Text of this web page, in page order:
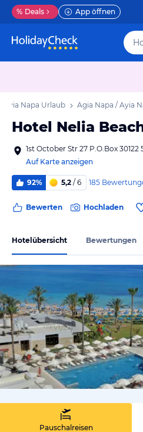
% Deals App öffnen
Ayia Napa Urlaub Agia Napa / Ayia
Hotel Nelia
1st October Str 27 P.O.Box
Auf Karte anzeigen
92% 5,2 / 6 185
Bewerten Hochladen
Hotelübersicht Bewertungen
Pauschalreisen